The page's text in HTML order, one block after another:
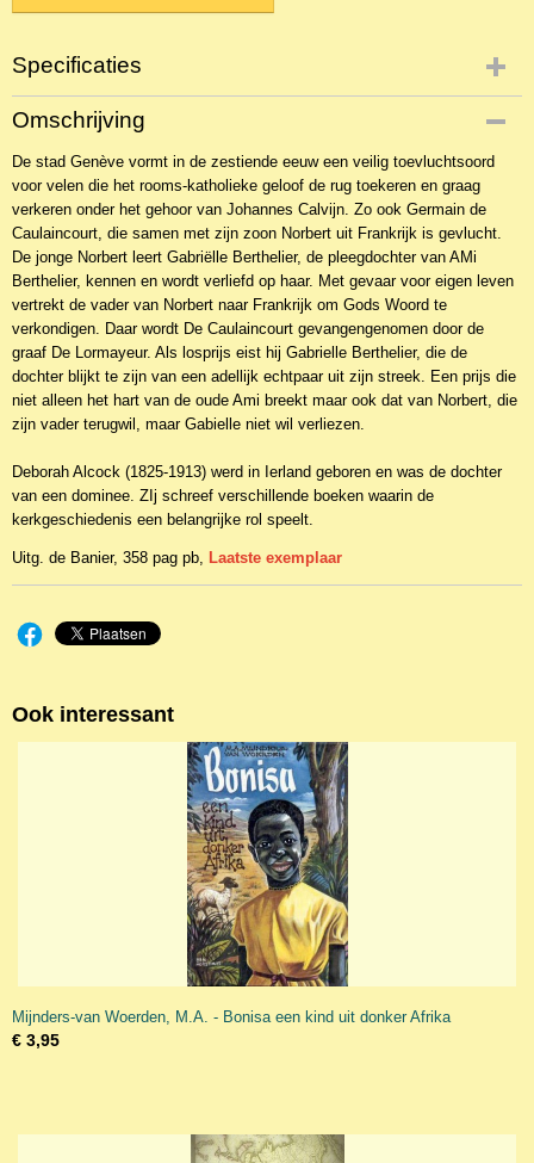
Specificaties
Productcode
2BKR-37327
EAN code
9789033628672
Productcode leverancier
De Banier
Omschrijving
De stad Genève vormt in de zestiende eeuw een veilig toevluchtsoord
voor velen die het rooms-katholieke geloof de rug toekeren en graag
verkeren onder het gehoor van Johannes Calvijn. Zo ook Germain de
Caulaincourt, die samen met zijn zoon Norbert uit Frankrijk is gevlucht.
De jonge Norbert leert Gabriëlle Berthelier, de pleegdochter van AMi
Berthelier, kennen en wordt verliefd op haar. Met gevaar voor eigen leven
vertrekt de vader van Norbert naar Frankrijk om Gods Woord te
verkondigen. Daar wordt De Caulaincourt gevangengenomen door de
graaf De Lormayeur. Als losprijs eist hij Gabrielle Berthelier, die de
dochter blijkt te zijn van een adellijk echtpaar uit zijn streek. Een prijs die
niet alleen het hart van de oude Ami breekt maar ook dat van Norbert, die
zijn vader terugwil, maar Gabielle niet wil verliezen.
Deborah Alcock (1825-1913) werd in Ierland geboren en was de dochter
van een dominee. ZIj schreef verschillende boeken waarin de
kerkgeschiedenis een belangrijke rol speelt.
Uitg. de Banier, 358 pag pb, Laatste exemplaar
Ook interessant
Mijnders-van Woerden, M.A. - Bonisa een kind uit donker Afrika
€ 3,95